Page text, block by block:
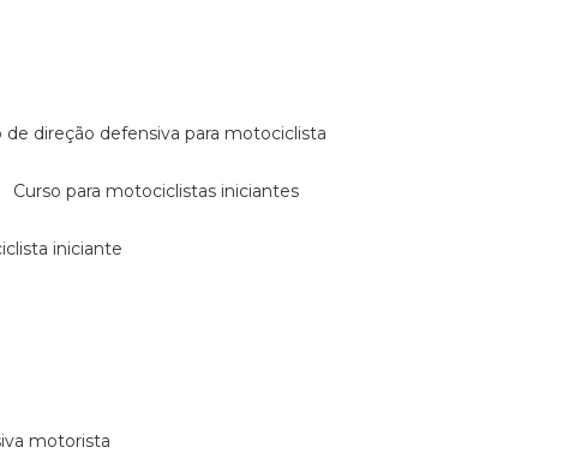
de direção defensiva para motociclista
curso para motociclistas iniciantes
iniciante
motorista